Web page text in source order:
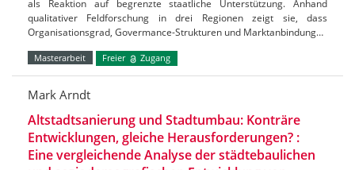
als Reaktion auf begrenzte staatliche Unterstützung. Anhand
qualitativer Feldforschung in drei Regionen zeigt sie, dass
Organisationsgrad, Govermance-Strukturen und Marktanbindung…
Masterarbeit Freier Zugang
Mark Arndt
Altstadtsanierung und Stadtumbau: Konträre
Entwicklungen, gleiche Herausforderungen? :
Eine vergleichende Analyse der städtebaulichen